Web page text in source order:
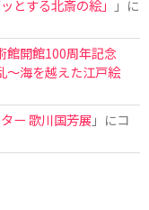
する北斎の絵」
」に
館開館100周年記念
海を越えた江戸絵
ー 歌川国芳展 」にコ